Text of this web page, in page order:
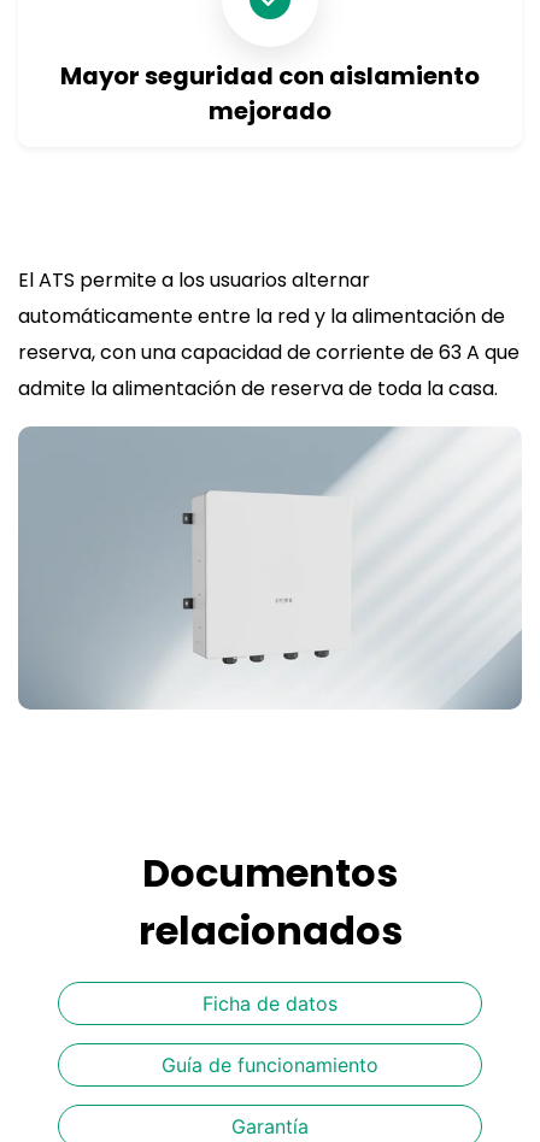
Mayor seguridad con aislamiento
mejorado
El ATS permite a los usuarios alternar
automáticamente entre la red y la alimentación de
reserva, con una capacidad de corriente de 63 A que
admite la alimentación de reserva de toda la casa.
Documentos
relacionados
Ficha de datos
Guía de funcionamiento
Garantía